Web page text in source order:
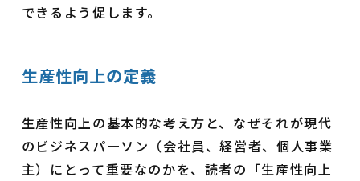
できるよう促します。
生産性向上の定義
生産性向上の基本的な考え方と、なぜそれが現代
のビジネスパーソン（会社員、経営者、個人事業
主）にとって重要なのかを、読者の「生産性向上